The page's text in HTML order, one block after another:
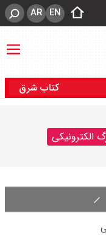
EN
AR
کتاب شرق
الکترونیکی